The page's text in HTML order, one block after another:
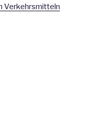
Verkehrsmitteln